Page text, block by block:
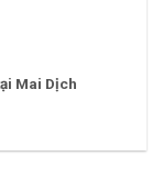
Mai Dịch